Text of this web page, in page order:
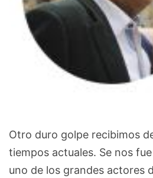
Otro duro golpe recibimos
tiempos actuales. Se nos
uno de los grandes actores